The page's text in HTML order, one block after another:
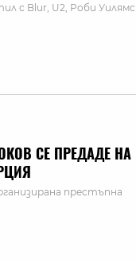
с Blur, U2, Роби Уилямс
СЕ ПРЕДАДЕ НА
престъпна